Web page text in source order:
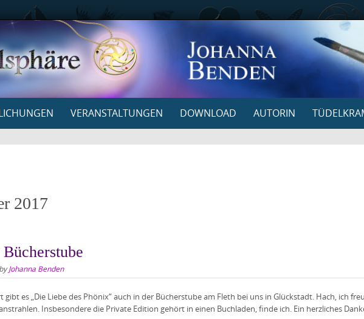
VERANSTALTUNGEN DOWNLOAD AUTORIN
2017
Johanna Benden
es „Die Liebe des Phönix“ auch in der Bücherstube am Fleth bei uns in Glückstadt. Hach, ich
Insbesondere die Private Edition gehört in einen Buchladen, finde ich. Ein herzliches